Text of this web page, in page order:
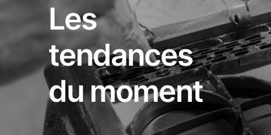
Les
tendances
du moment